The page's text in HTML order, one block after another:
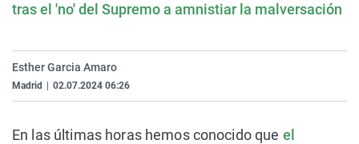
tras el 'no' del Supremo a amnistiar la malversación
Esther Garcia Amaro
Madrid 02.07.2024 06:26
En las últimas horas hemos conocido que el